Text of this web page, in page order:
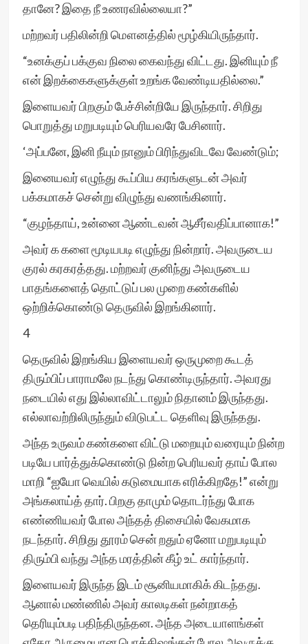
தானே? இதை நீ உணரவில்லையா?”
மற்றவர் பதிலின்றி மௌனத்தில் மூழ்கியிருந்தார்.
“உனக்குப் பக்குவ நிலை கைவந்து விட்டது. இனியும் நீ
என் இறக்கைகளுக்குள் உறங்க வேண்டியதில்லை.”
இளையவர் பிறகும் பேச்சின்றியே இருந்தார். சிறிது
பொறுத்து மறுபடியும் பெரியவரே பேசினார்.
‘அப்பனே, இனி நீயும் நானும் பிரிந்துவிடவே வேண்டும்;
இனையவர் எழுந்து கூப்பிய கரங்களுடன் அவர்
பக்கமாகச் சென்று விழுந்து வணங்கினார்.
“குழந்தாய், உன்னை ஆண்டவன் ஆசீர்வதிப்பானாக!”
அவர் க களை மூடியபடி எழுந்து நின்றார். அவருடைய
குரல் கரகரத்தது. மற்றவர் குனிந்து அவருடைய
பாதங்களைத் தொட்டுப் பல முறை கண்களில்
ஒற்றிக்கொண்டு தெருவில் இறங்கினார்.
4
தெருவில் இறங்கிய இளையவர் ஒருமுறை கூடத்
திரும்பிப் பாராமலே நடந்து கொண்டிருந்தார். அவரது
நடையில் எது இல்லாவிட்டாலும் நிதானம் இருந்தது.
எல்லாவற்றிலிருந்தும் விடுபட்ட தெளிவு இருந்தது.
அந்த உருவம் கண்களை விட்டு மறையும் வரையும் நின்ற
படியே பார்த்துக்கொண்டு நின்ற பெரியவர் தாய் போல
மாறி “ஐயோ வெயில் கடுமையாக எரிக்கிறதே!” என்று
அங்கலாய்த் தார். பிறகு தாமும் தொடர்ந்து போக
எண்ணியவர் போல அந்தத் திசையில் வேகமாக
நடந்தார். சிறிது தூரம் சென் றதும் ஏனோ மறுபடியும்
திரும்பி வந்து அந்த மரத்தின் கீழ் உட் கார்ந்தார்.
இளையவர் இருந்த இடம் சூனியமாகிக் கிடந்தது.
ஆனால் மண்ணில் அவர் காலடிகள் நன்றாகத்
தெரியும்படி பதிந்திருந்தன. அந்த அடையாளங்கள்